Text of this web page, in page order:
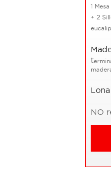
1
+ 2
t
NO